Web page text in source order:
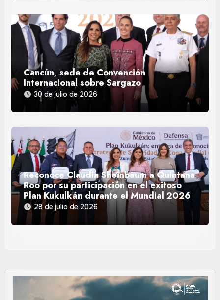
Cancún, sede de Convención
Internacional sobre Sargazo
30 de julio de 2026
Reconoce Claudia Sheinbaum a Quintana
Roo por su participación en el exitoso
Plan Kukulkán durante el Mundial 2026
28 de julio de 2026
Reproductor